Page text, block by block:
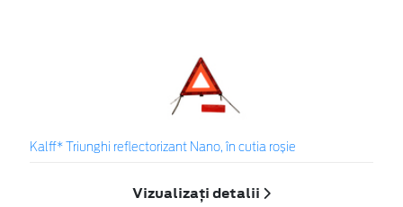
Kalff* Triunghi reflectorizant Nano, în cutia roșie
Vizualizați detalii